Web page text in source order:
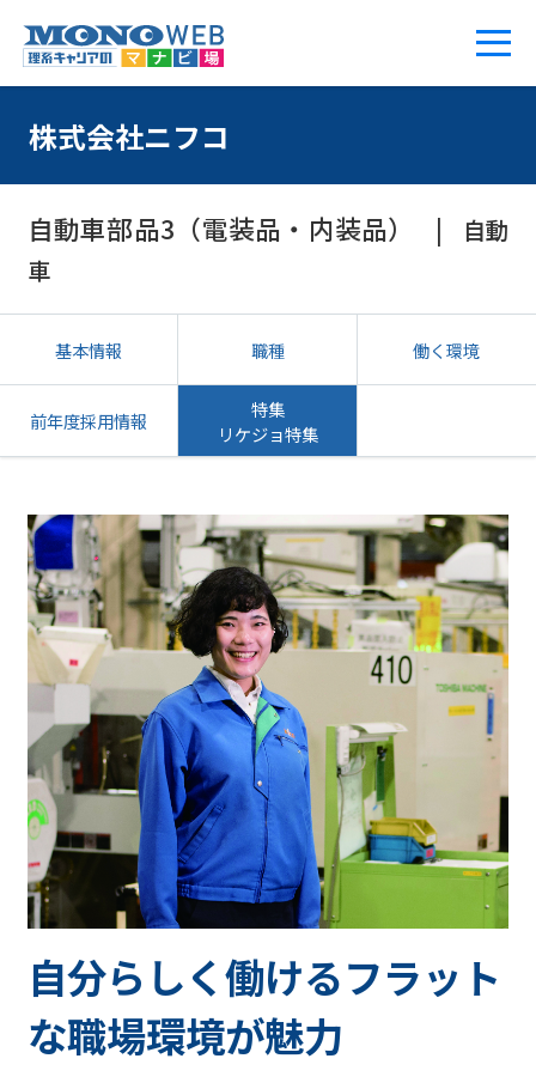
株式会社ニフコ
自動車部品3（電装品・内装品）
自動
車
基本情報 職種 働く環境
前年度採用情報
特集
リケジョ特集
自分らしく働けるフラット
な職場環境が魅力